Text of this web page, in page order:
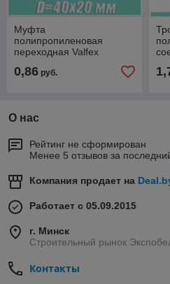
Муфта
полипропиленовая
переходная Valfex
0,86 руб.
О нас
Рейтинг не сформирован
Менее 5 отзывов за
Компания продает на
Работает с 05.09.2015
г. Минск
Строительный рынок
Контакты